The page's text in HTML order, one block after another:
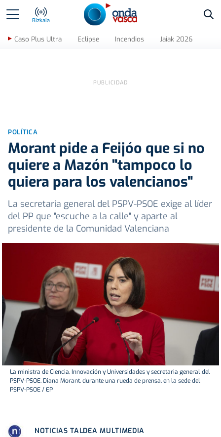
Bizkaia
Caso Plus Ultra Eclipse Incendios Jaiak 2026
POLÍTICA
Morant pide a Feijóo que si no
quiere a Mazón "tampoco lo
quiera para los valencianos"
La secretaria general del PSPV-PSOE exige al líder
del PP que "escuche a la calle" y aparte al
presidente de la Comunidad Valenciana
La ministra de Ciencia, Innovación y Universidades y secretaria general del
PSPV-PSOE, Diana Morant, durante una rueda de prensa, en la sede del
PSPV-PSOE / EP
NOTICIAS TALDEA MULTIMEDIA